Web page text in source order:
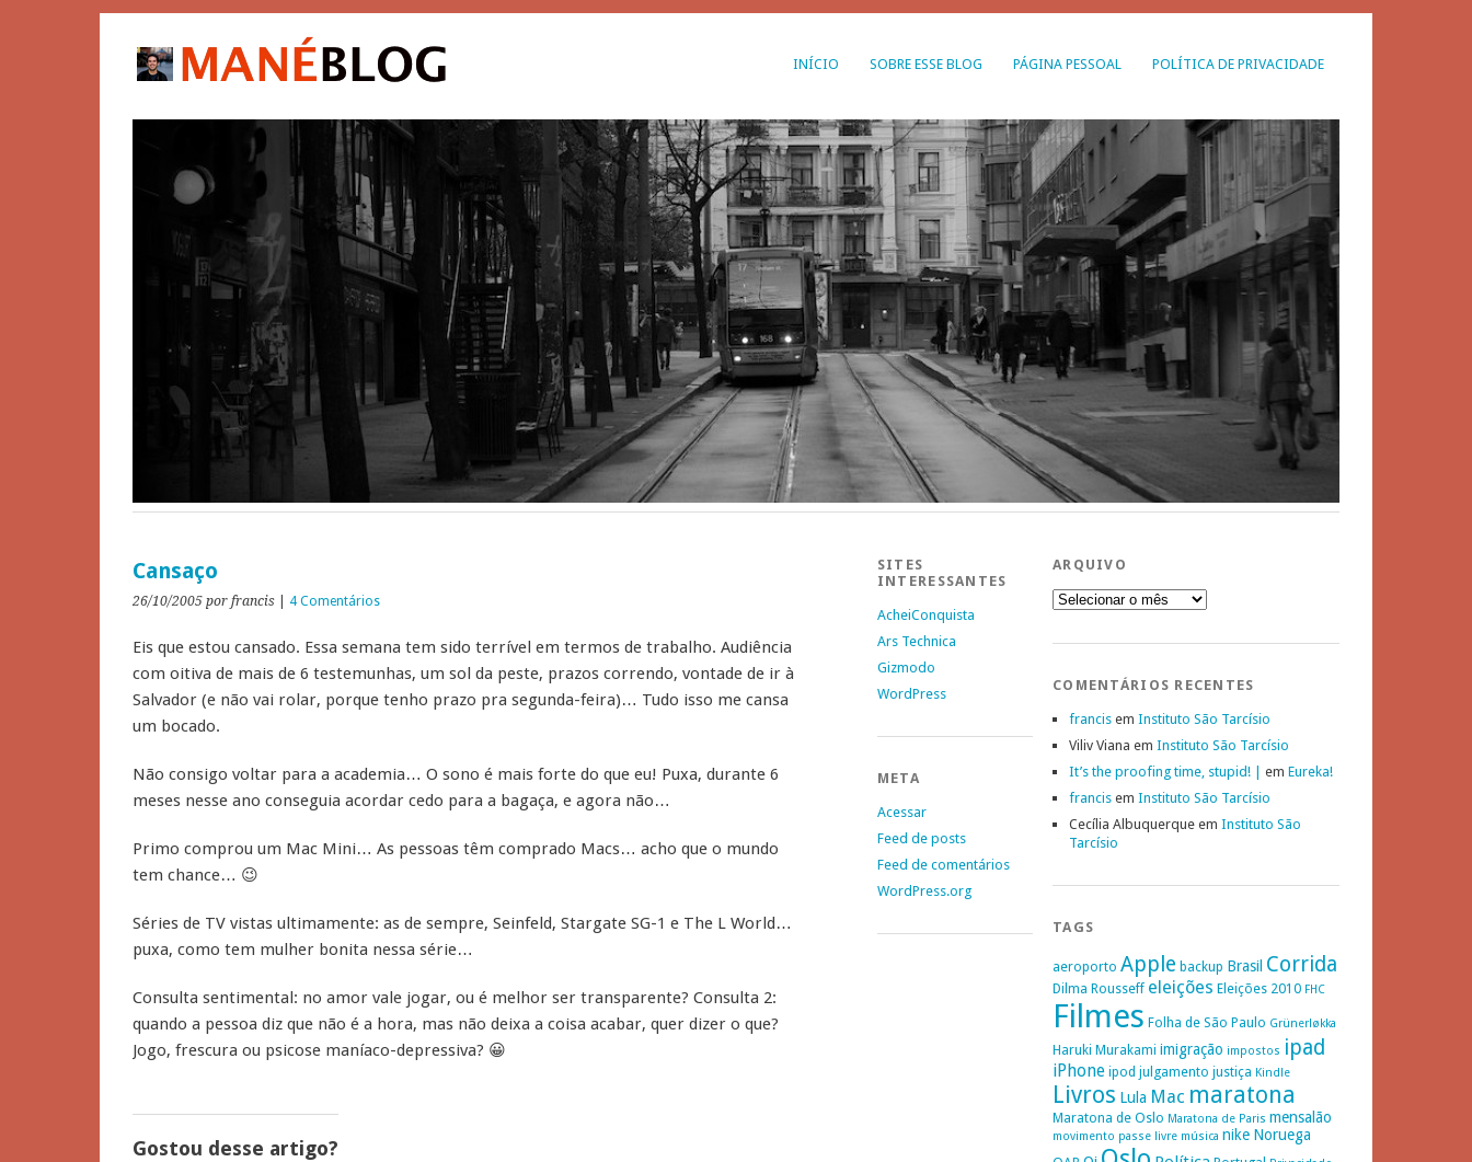
INÍCIO SOBRE ESSE BLOG PÁGINA PESSOAL POLÍTICA DE PRIVACIDADE
Cansaço
26/10/2005 por francis 4 Comentários
Eis que estou cansado. Essa semana tem sido terrível em termos de trabalho. Audiência
com oitiva de mais de 6 testemunhas, um sol da peste, prazos correndo, vontade de ir à
Salvador (e não vai rolar, porque tenho prazo pra segunda-feira)… Tudo isso me cansa
um bocado.
Não consigo voltar para a academia… O sono é mais forte do que eu! Puxa, durante 6
meses nesse ano conseguia acordar cedo para a bagaça, e agora não…
Primo comprou um Mac Mini… As pessoas têm comprado Macs… acho que o mundo
tem chance… 😉
Séries de TV vistas ultimamente: as de sempre, Seinfeld, Stargate SG-1 e The L World…
puxa, como tem mulher bonita nessa série…
Consulta sentimental: no amor vale jogar, ou é melhor ser transparente? Consulta 2:
quando a pessoa diz que não é a hora, mas não deixa a coisa acabar, quer dizer o que?
Jogo, frescura ou psicose maníaco-depressiva? 😀
Gostou desse artigo?
SITES
INTERESSANTES
AcheiConquista
Ars Technica
Gizmodo
WordPress
META
Acessar
Feed de posts
Feed de comentários
WordPress.org
ARQUIVO
Arquivo
COMENTÁRIOS RECENTES
francis em Instituto São Tarcísio
Viliv Viana em Instituto São Tarcísio
It’s the proofing time, stupid! |
em Eureka!
francis em Instituto São Tarcísio
Cecília Albuquerque em Instituto São
Tarcísio
TAGS
aeroporto Apple backup Brasil Corrida
Dilma Rousseff eleições Eleições 2010 FHC
Filmes Folha de São Paulo Grünerløkka
Haruki Murakami imigração impostos ipad
iPhone ipod julgamento justiça Kindle
Livros Lula Mac maratona
Maratona de Oslo Maratona de Paris mensalão
movimento passe livre música nike Noruega